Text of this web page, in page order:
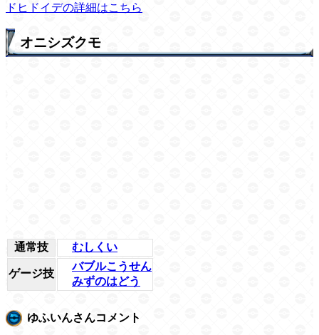
ドヒドイデの詳細はこちら
オニシズクモ
通常技 むしくい
ゲージ技
バブルこうせん
みずのはどう
ゆふいんさんコメント